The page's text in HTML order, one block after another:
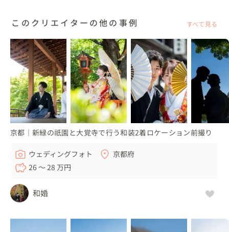
20:30　解散
慶野松原海岸でのサンセットを第一優先に時間を調べ、
そこから逆算して全体のスケジュールを調整させて頂きま
した。
今回のスケジュール例が参考になりましたら幸いです。
尚、ワンちゃんも撮影にご参加の場合は、お世話をしてく
ださるご同行者様（ご家族様など）にも一緒にご参加頂く
事が条件となりますので、ご注意ください。
もちろん、せっかくご家族様にもお越し頂くので皆さん揃
このクリエイターの他の事例 すべて見る
京都｜新緑の祇園と大覚寺で行う和装2着ロケーション前撮り
ウェディングフォト
京都府
26 〜 28 万円
和婚